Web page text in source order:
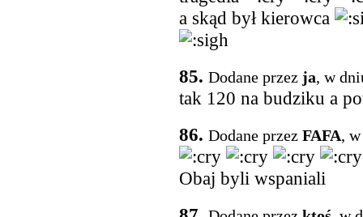
a skąd był kierowca
85. Dodane przez ja, w
tak 120 na budziku a
86. Dodane przez FAFA,
Obaj byli wspaniali